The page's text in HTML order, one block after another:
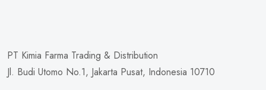
PT Kimia Farma Trading & Distribution
Jl. Budi Utomo No.1, Jakarta Pusat, Indonesia 10710